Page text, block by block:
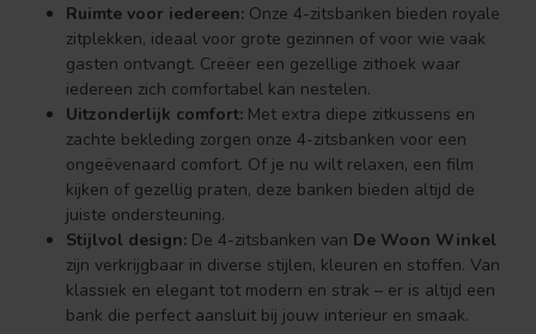
Ruimte voor iedereen: Onze 4-zitsbanken bieden royale
zitplekken, ideaal voor grote gezinnen of voor wie vaak
gasten ontvangt. Creëer een gezellige zithoek waar
iedereen zich comfortabel kan nestelen.
Uitzonderlijk comfort: Met extra diepe zitkussens en
zachte bekleding zorgen onze 4-zitsbanken voor een
ongeëvenaard comfort. Of je nu wilt relaxen, een film
kijken of gezellig praten, deze banken bieden altijd de
juiste ondersteuning.
Stijlvol design: De 4-zitsbanken van De Woon Winkel
zijn verkrijgbaar in diverse stijlen, kleuren en stoffen. Van
klassiek en elegant tot modern en strak – er is altijd een
bank die perfect aansluit bij jouw interieur en smaak.